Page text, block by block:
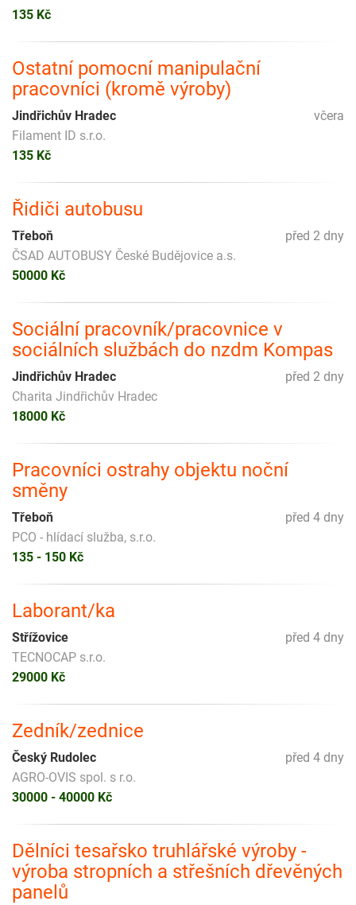
135 Kč
Ostatní pomocní manipulační
pracovníci (kromě výroby)
včera
Jindřichův Hradec
Filament ID s.r.o.
135 Kč
Řidiči autobusu
před 2 dny
Třeboň
ČSAD AUTOBUSY České Budějovice a.s.
50000 Kč
Sociální pracovník/pracovnice v
sociálních službách do nzdm Kompas
před 2 dny
Jindřichův Hradec
Charita Jindřichův Hradec
18000 Kč
Pracovníci ostrahy objektu noční
směny
před 4 dny
Třeboň
PCO - hlídací služba, s.r.o.
135 - 150 Kč
Laborant/ka
před 4 dny
Střížovice
TECNOCAP s.r.o.
29000 Kč
Zedník/zednice
před 4 dny
Český Rudolec
AGRO-OVIS spol. s r.o.
30000 - 40000 Kč
Dělníci tesařsko truhlářské výroby -
výroba stropních a střešních dřevěných
panelů